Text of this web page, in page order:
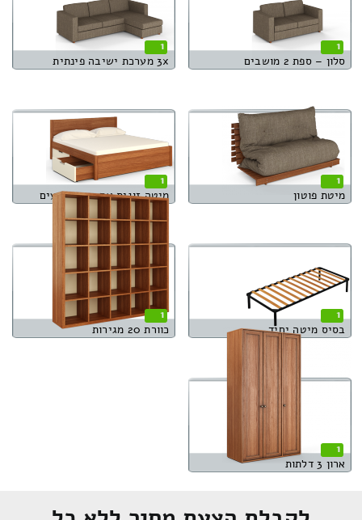
1
סלון – ספת 2 מושבים
1
3x מערכת ישיבה פינתית
1
מיטת פוטון
1
מיטה זוגית עם ארגז מצעים
1
בסיס מיטה יחיד
1
כוורת 20 מגירות
1
ארון 3 דלתות